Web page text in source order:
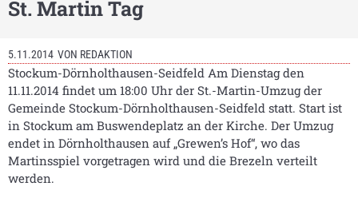
St. Martin Tag
5.11.2014 VON REDAKTION
Stockum-Dörnholthausen-Seidfeld Am Dienstag den
11.11.2014 findet um 18:00 Uhr der St.-Martin-Umzug der
Gemeinde Stockum-Dörnholthausen-Seidfeld statt. Start ist
in Stockum am Buswendeplatz an der Kirche. Der Umzug
endet in Dörnholthausen auf „Grewen’s Hof“, wo das
Martinsspiel vorgetragen wird und die Brezeln verteilt
werden.